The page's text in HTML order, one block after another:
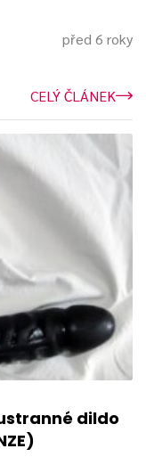
před 6 roky
CELÝ ČLÁNEK
dildo